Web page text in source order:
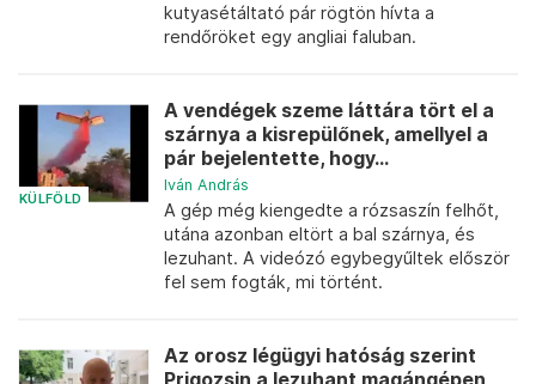
kutyasétáltató pár rögtön hívta a
rendőröket egy angliai faluban.
KÜLFÖLD
A vendégek szeme láttára tört el a
szárnya a kisrepülőnek, amellyel a
pár bejelentette, hogy...
Iván András
A gép még kiengedte a rózsaszín felhőt,
utána azonban eltört a bal szárnya, és
lezuhant. A videózó egybegyűltek először
fel sem fogták, mi történt.
Az orosz légügyi hatóság szerint